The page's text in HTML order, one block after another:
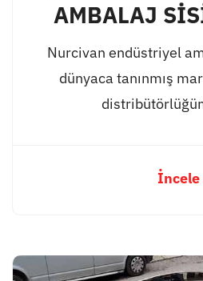
AMBALAJ
Nurcivan endüstriyel
dünyaca tanınmış
İncele